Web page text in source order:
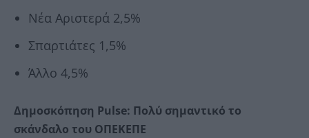
Νέα Αριστερά 2,5%
Σπαρτιάτες 1,5%
Άλλο 4,5%
Δημοσκόπηση Pulse: Πολύ σημαντικό το
σκάνδαλο του ΟΠΕΚΕΠΕ